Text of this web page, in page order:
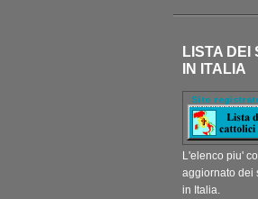
LISTA DEI
IN ITALIA
L'elenco piu'
aggiornato dei
in Italia.